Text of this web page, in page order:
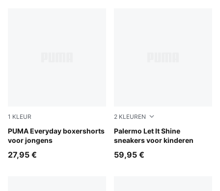
1 KLEUR
PUMA Everyday boxershorts
voor jongens
blue / grey
27,95 €
2 KLEUREN
Palermo Let It Shine
sneakers voor kinderen
Alpine Snow-Silver Fog
59,95 €